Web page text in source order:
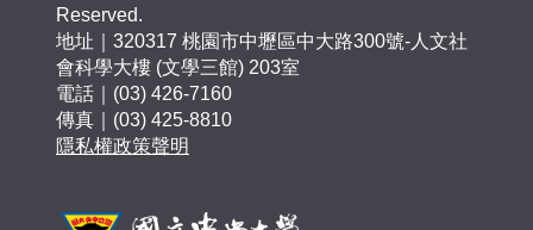
Reserved.
地址｜320317 桃園市中壢區中大路300號-人文社
會科學大樓 (文學三館) 203室
電話｜(03) 426-7160
傳真｜(03) 425-8810
隱私權政策聲明